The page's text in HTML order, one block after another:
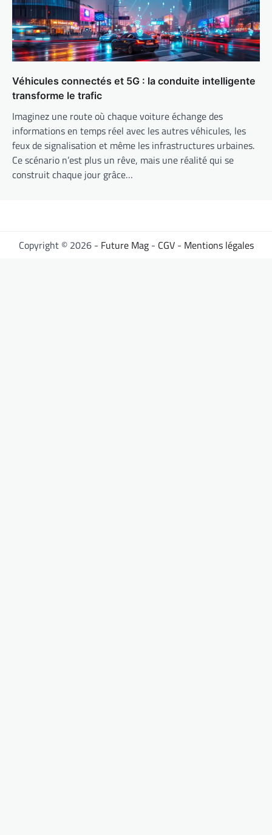
Véhicules connectés et 5G : la conduite intelligente
transforme le trafic
Imaginez une route où chaque voiture échange des
informations en temps réel avec les autres véhicules, les
feux de signalisation et même les infrastructures urbaines.
Ce scénario n’est plus un rêve, mais une réalité qui se
construit chaque jour grâce…
Copyright © 2026 - Future Mag- CGV- Mentions légales